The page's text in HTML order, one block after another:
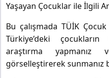
Yaşayan Çocuklar ile İlgili
Bu çalışmada TÜİK
Türkiye’deki
araştırma
görselleştirerek sunmanız